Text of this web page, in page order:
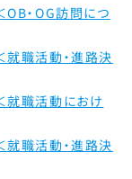
・OG訪問につ
職活動・進路決
就職活動におけ
職活動・進路決